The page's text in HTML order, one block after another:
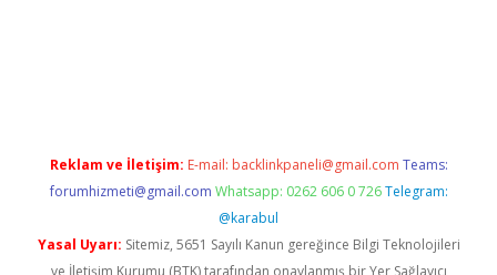
Reklam ve İletişim: E-mail: backlinkpaneli@gmail.com Teams:
forumhizmeti@gmail.com Whatsapp: 0262 606 0 726 Telegram:
@karabul
Yasal Uyarı: Sitemiz, 5651 Sayılı Kanun gereğince Bilgi Teknolojileri
ve İletişim Kurumu (BTK) tarafından onaylanmış bir Yer Sağlayıcı